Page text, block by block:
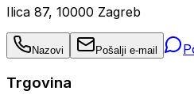
Ilica 87, 10000 Zagreb
Nazovi Pošalji e-mail
Trgovina